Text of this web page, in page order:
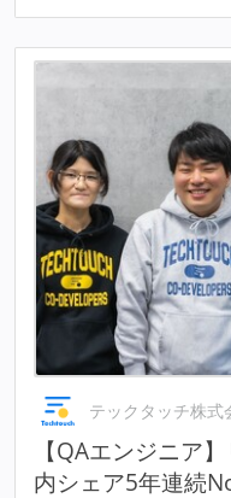
テックタッチ株式
【QAエンジニア
内シェア5年連続